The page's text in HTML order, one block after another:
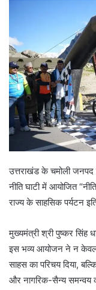
उत्तराखंड के चमोली जनपद
नीति घाटी में आयोजित
राज्य के साहसिक पर्यटन
मुख्यमंत्री श्री पुष्कर सिंह
इस भव्य आयोजन ने न केवल
साहस का परिचय दिया,
और नागरिक-सैन्य समन्वय